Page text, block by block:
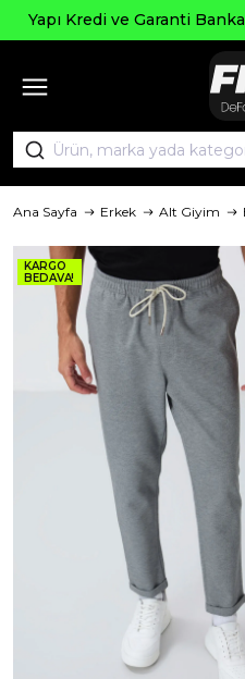
Yapı Kredi ve Garanti
Ana Sayfa Erkek Alt Giyim
KARGO
BEDAVA!